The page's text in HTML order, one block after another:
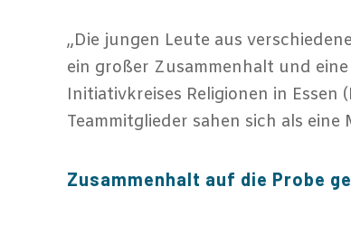
„Die jungen Leute aus
ein großer Zusammenhalt und
Initiativkreises Religionen in
Teammitglieder sahen sich als eine
Zusammenhalt auf die Probe